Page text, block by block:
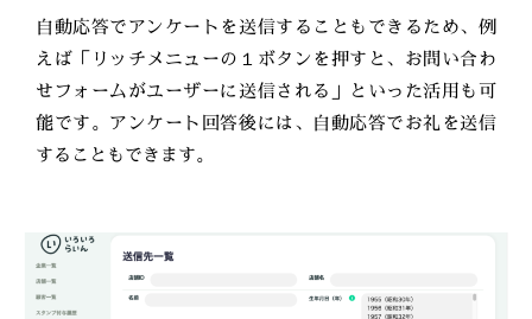
自動応答でアンケートを送信することもできるため、例
えば「リッチメニューの１ボタンを押すと、お問い合わ
せフォームがユーザーに送信される」といった活用も可
能です。アンケート回答後には、自動応答でお礼を送信
することもできます。